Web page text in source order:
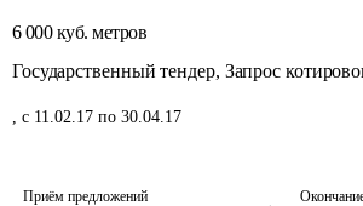
6 000 куб. метров
Государственный тендер, Запрос
, с 11.02.17 по 30.04.17
Приём предложений